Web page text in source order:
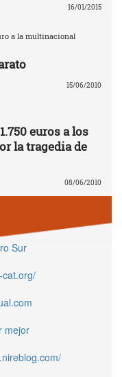
16/01/2015
a la multinacional
15/06/2010
euros a los
la tragedia de
08/06/2010
Sur
cat.org/
mejor